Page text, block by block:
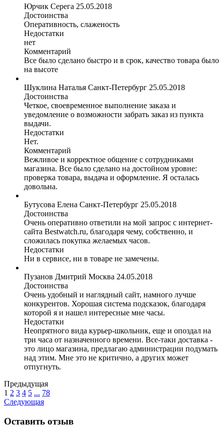
Юрчик Серега 25.05.2018
Достоинства
Оперативность, слаженость
Недостатки
нет
Комментарий
Все было сделано быстро и в срок, качество товара было
на высоте
Шуклина Наталья Санкт-Петербург 25.05.2018
Достоинства
Четкое, своевременное выполнение заказа и
уведомление о возможности забрать заказ из пункта
выдачи.
Недостатки
Нет.
Комментарий
Вежливое и корректное общение с сотрудниками
магазина. Все было сделано на достойном уровне:
проверка товара, выдача и оформление. Я осталась
довольна.
Бутусова Елена Санкт-Петербург 25.05.2018
Достоинства
Очень оперативно ответили на мой запрос с интернет-
сайта Bestwatch.ru, благодаря чему, собственно, и
сложилась покупка желаемых часов.
Недостатки
Ни в сервисе, ни в товаре не замечены.
Пузанов Дмитрий Москва 24.05.2018
Достоинства
Очень удобный и наглядный сайт, намного лучше
конкурентов. Хорошая система подсказок, благодаря
которой я и нашел интересные мне часы.
Недостатки
Неопрятного вида курьер-школьник, еще и опоздал на
три часа от назначенного времени. Все-таки доставка -
это лицо магазина, предлагаю администрации подумать
над этим. Мне это не критично, а других может
отпугнуть.
Предыдущая
1 2 3 4 5 ... 78
Следующая
Оставить отзыв